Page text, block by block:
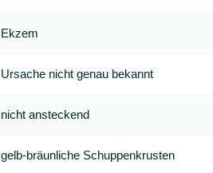
Ekzem
Ursache nicht genau bekannt
nicht ansteckend
gelb-bräunliche Schuppenkrusten